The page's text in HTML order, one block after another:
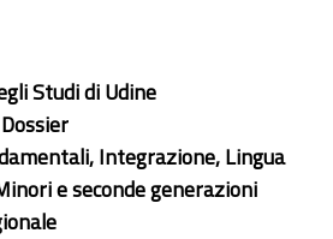
Studi di Udine
Dossier
Integrazione, Lingua
e seconde generazioni